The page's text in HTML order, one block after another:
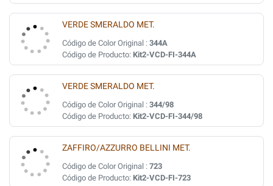
VERDE SMERALDO MET.
Código de Color Original : 344A
Código de Producto: Kit2-VCD-FI-344A
VERDE SMERALDO MET.
Código de Color Original : 344/98
Código de Producto: Kit2-VCD-FI-344/98
ZAFFIRO/AZZURRO BELLINI MET.
Código de Color Original : 723
Código de Producto: Kit2-VCD-FI-723